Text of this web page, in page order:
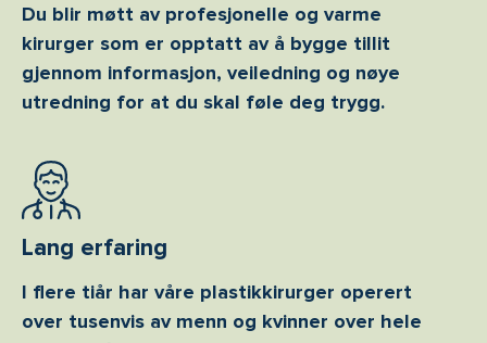
Du blir møtt av profesjonelle og varme
kirurger som er opptatt av å bygge tillit
gjennom informasjon, veiledning og nøye
utredning for at du skal føle deg trygg.
Lang erfaring
I flere tiår har våre plastikkirurger operert
over tusenvis av menn og kvinner over hele